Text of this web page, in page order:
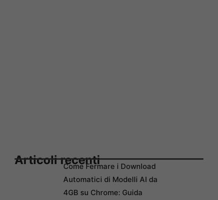
Articoli recentiCome Fermare i Download
Automatici di Modelli AI da
4GB su Chrome: Guida